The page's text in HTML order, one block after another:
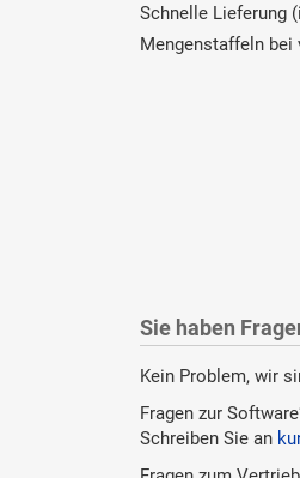
Schnelle Lieferung
Mengenstaffeln bei
Sie haben
Kein Problem, wir
Fragen zur
Schreiben Sie an